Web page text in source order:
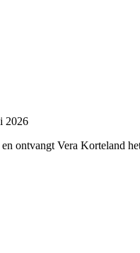
2026
ontvangt Vera Korteland